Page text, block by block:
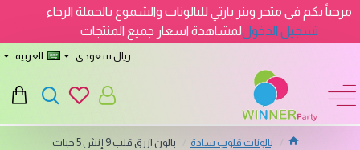
مرحباً بكم فى متجر وينر بارتي للبالونات والشموع بالجملة الرجاء
تسجيل الدخوللمشاهدة اسعار جميع المنتجات
ريال سعودى العربيه
بالونات قلوب سادة بالون ازرق قلب 9 إنش 5 حبات